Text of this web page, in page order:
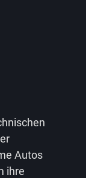
Autos
ihre